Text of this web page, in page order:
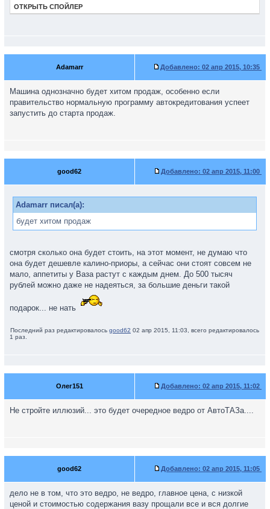
ОТКРЫТЬ СПОЙЛЕР
Adamarr Добавлено: 02 апр 2015, 10:35
Машина однозначно будет хитом продаж, особенно если
правительство нормальную программу автокредитования успеет
запустить до старта продаж.
good62 Добавлено: 02 апр 2015, 11:00
Adamarr писал(а):
будет хитом продаж
смотря сколько она будет стоить, на этот момент, не думаю что
она будет дешевле калино-приоры, а сейчас они стоят совсем не
мало, аппетиты у Ваза растут с каждым днем. До 500 тысяч
рублей можно даже не надеяться, за большие деньги такой
подарок... не нать
Последний раз редактировалось good62 02 апр 2015, 11:03, всего редактировалось
1 раз.
Олег151 Добавлено: 02 апр 2015, 11:02
Не стройте иллюзий... это будет очередное ведро от АвтоТАЗа....
good62 Добавлено: 02 апр 2015, 11:05
дело не в том, что это ведро, не ведро, главное цена, с низкой
ценой и стоимостью содержания вазу прощали все и вся долгие